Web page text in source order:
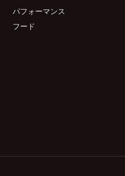
パフォーマンス
フード